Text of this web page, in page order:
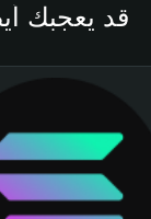
قد يعجبك